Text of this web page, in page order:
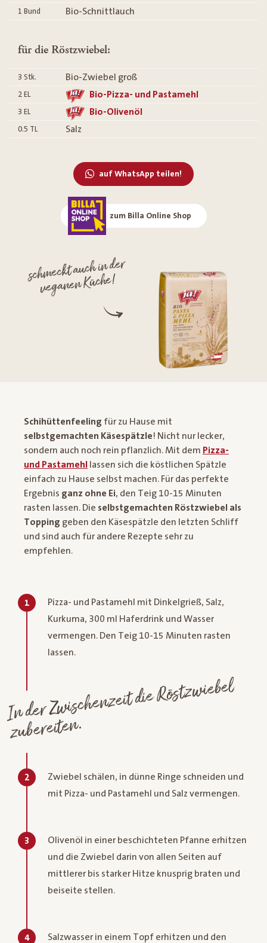
1 Bund Bio-Schnittlauch
für die Röstzwiebel:
3 Stk. Bio-Zwiebel groß
2 EL Bio-Pizza- und Pastamehl
3 EL Bio-Olivenöl
0.5 TL Salz
auf WhatsApp teilen!
zum Billa Online Shop
schmeckt auch in der
veganen Küche!
Schihüttenfeeling für zu Hause mit
selbstgemachten Käsespätzle! Nicht nur lecker,
sondern auch noch rein pflanzlich. Mit dem Pizza-
und Pastamehl lassen sich die köstlichen Spätzle
einfach zu Hause selbst machen. Für das perfekte
Ergebnis ganz ohne Ei, den Teig 10-15 Minuten
rasten lassen. Die selbstgemachten Röstzwiebel als
Topping geben den Käsespätzle den letzten Schliff
und sind auch für andere Rezepte sehr zu
empfehlen.
1
Pizza- und Pastamehl mit Dinkelgrieß, Salz,
Kurkuma, 300 ml Haferdrink und Wasser
vermengen. Den Teig 10-15 Minuten rasten
lassen.
In der Z
wischenzeit die
Röstz
wiebel
zubereiten.
2
Zwiebel schälen, in dünne Ringe schneiden und
mit Pizza- und Pastamehl und Salz vermengen.
3
Olivenöl in einer beschichteten Pfanne erhitzen
und die Zwiebel darin von allen Seiten auf
mittlerer bis starker Hitze knusprig braten und
beiseite stellen.
4 Salzwasser in einem Topf erhitzen und den